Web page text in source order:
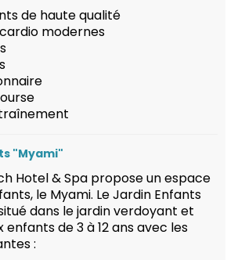
de haute qualité
modernes
"Myami"
Hotel & Spa propose un espace
le Myami. Le Jardin Enfants
dans le jardin verdoyant et
enfants de 3 à 12 ans avec les
: